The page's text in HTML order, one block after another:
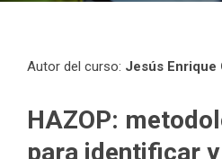
Autor del curso: Jesús Enrique
HAZOP:
para identificar